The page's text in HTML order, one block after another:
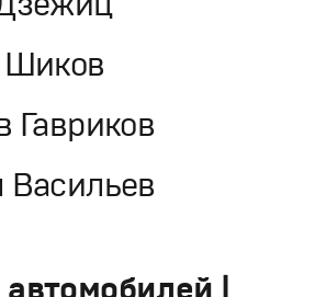
Шиков
Гавриков
|